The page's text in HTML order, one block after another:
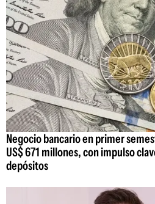
Negocio bancario en primer
US$ 671 millones, con impulso
depósitos